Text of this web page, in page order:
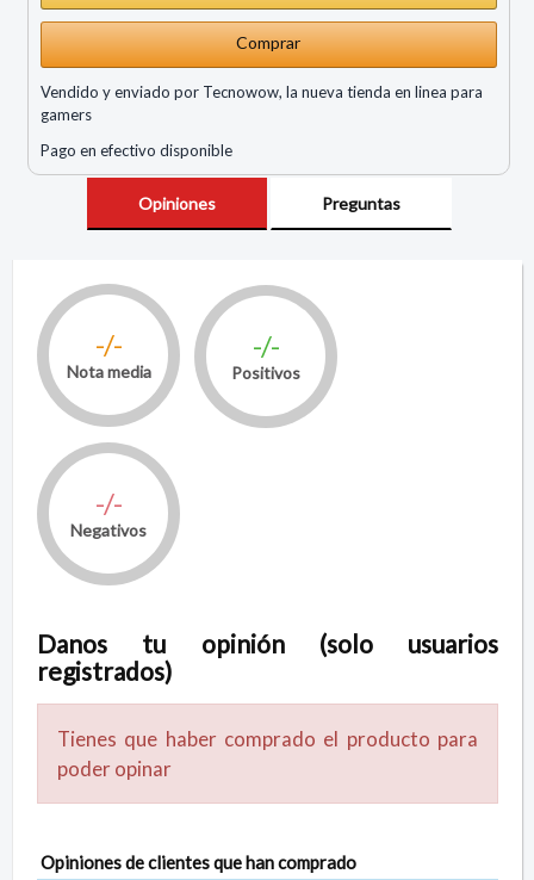
Comprar
Vendido y enviado por Tecnowow, la nueva tienda en linea para
gamers
Pago en efectivo disponible
Opiniones Preguntas
-/-
Nota media
-/-
Positivos
-/-
Negativos
Danos tu opinión (solo usuarios
registrados)
Tienes que haber comprado el producto para
poder opinar
Opiniones de clientes que han comprado